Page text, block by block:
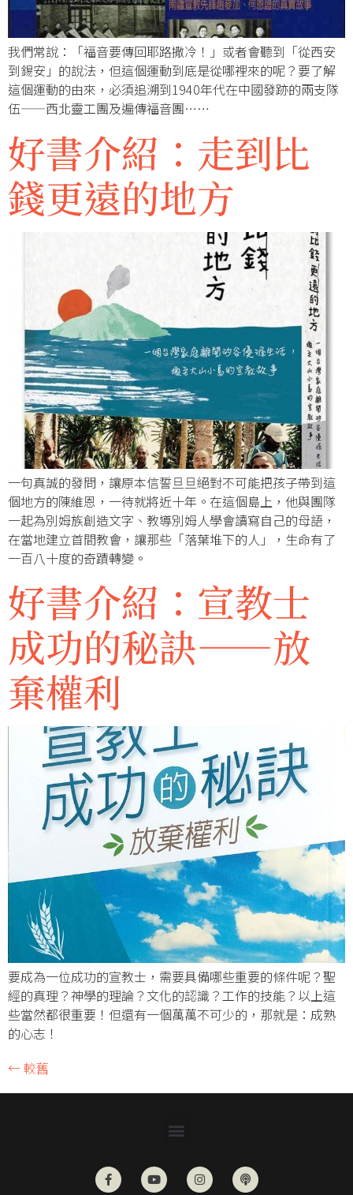
我們常說：「福音要傳回耶路撒冷！」或者會聽到「從西安
到錫安」的說法，但這個運動到底是從哪裡來的呢？要了解
這個運動的由來，必須追溯到1940年代在中國發跡的兩支隊
伍——西北靈工團及遍傳福音團……
好書介紹：走到比
錢更遠的地方
一句真誠的發問，讓原本信誓旦旦絕對不可能把孩子帶到這
個地方的陳維恩，一待就將近十年。在這個島上，他與團隊
一起為別姆族創造文字、教導別姆人學會讀寫自己的母語，
在當地建立首間教會，讓那些「落葉堆下的人」，生命有了
一百八十度的奇蹟轉變。
好書介紹：宣教士
成功的秘訣——放
棄權利
要成為一位成功的宣教士，需要具備哪些重要的條件呢？聖
經的真理？神學的理論？文化的認識？工作的技能？以上這
些當然都很重要！但還有一個萬萬不可少的，那就是：成熟
的心志！
←較舊